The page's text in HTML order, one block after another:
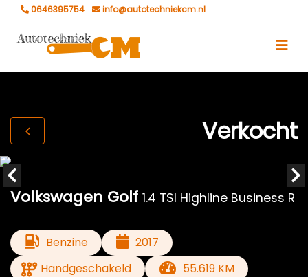
0646395754 info@autotechniekcm.nl
Verkocht
Volkswagen Golf 1.4 TSI Highline Business R
Benzine
2017
Handgeschakeld
55.619 KM